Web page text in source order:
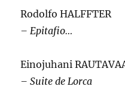
Rodolfo HALFFTER
– Epitafio…
Einojuhani
– Suite de Lorca